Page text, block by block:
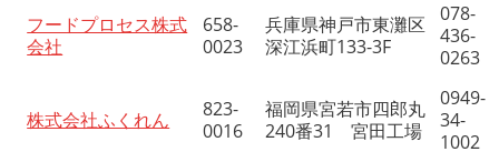
フードプロセス株式
会社
658-
0023
兵庫県神戸市東灘区
深江浜町133-3F
078-
436-
0263
株式会社ふくれん
823-
0016
福岡県宮若市四郎丸
240番31 宮田工場
0949-
34-
1002